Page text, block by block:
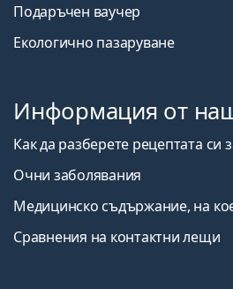
Подаръчен ваучер
Екологично пазаруване
Информация от
Как да разберете рецептата си
Очни заболявания
Медицинско съдържание, на
Сравнения на контактни лещи